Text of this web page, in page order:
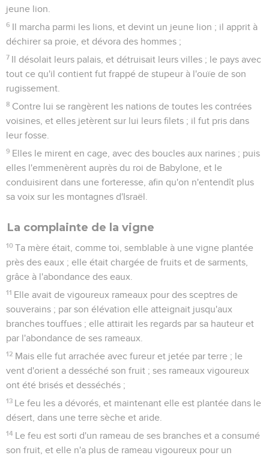
jeune lion.
6 Il marcha parmi les lions, et devint un jeune lion ; il apprit à
déchirer sa proie, et dévora des hommes ;
7 Il désolait leurs palais, et détruisait leurs villes ; le pays avec
tout ce qu'il contient fut frappé de stupeur à l'ouïe de son
rugissement.
8 Contre lui se rangèrent les nations de toutes les contrées
voisines, et elles jetèrent sur lui leurs filets ; il fut pris dans
leur fosse.
9 Elles le mirent en cage, avec des boucles aux narines ; puis
elles l'emmenèrent auprès du roi de Babylone, et le
conduisirent dans une forteresse, afin qu'on n'entendît plus
sa voix sur les montagnes d'Israël.
La complainte de la vigne
10 Ta mère était, comme toi, semblable à une vigne plantée
près des eaux ; elle était chargée de fruits et de sarments,
grâce à l'abondance des eaux.
11 Elle avait de vigoureux rameaux pour des sceptres de
souverains ; par son élévation elle atteignait jusqu'aux
branches touffues ; elle attirait les regards par sa hauteur et
par l'abondance de ses rameaux.
12 Mais elle fut arrachée avec fureur et jetée par terre ; le
vent d'orient a desséché son fruit ; ses rameaux vigoureux
ont été brisés et desséchés ;
13 Le feu les a dévorés, et maintenant elle est plantée dans le
désert, dans une terre sèche et aride.
14 Le feu est sorti d'un rameau de ses branches et a consumé
son fruit, et elle n'a plus de rameau vigoureux pour un